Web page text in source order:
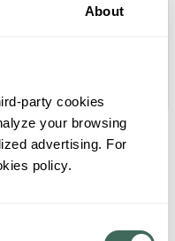
About
party cookies
your browsing
advertising. For
policy.